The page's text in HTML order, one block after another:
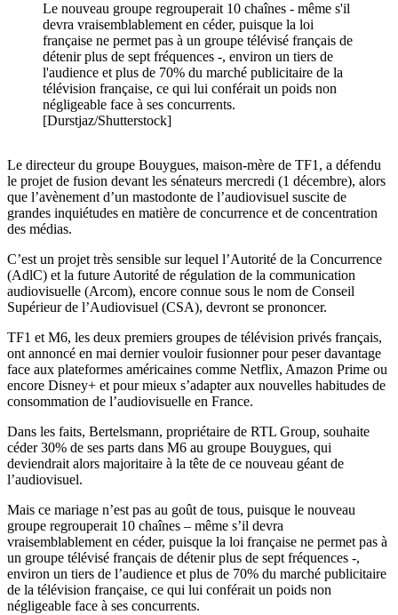
Le nouveau groupe regrouperait 10 chaînes - même s'il
devra vraisemblablement en céder, puisque la loi
française ne permet pas à un groupe télévisé français de
détenir plus de sept fréquences -, environ un tiers de
l'audience et plus de 70% du marché publicitaire de la
télévision française, ce qui lui conférait un poids non
négligeable face à ses concurrents.
[Durstjaz/Shutterstock]
Le directeur du groupe Bouygues, maison-mère de TF1, a défendu
le projet de fusion devant les sénateurs mercredi (1 décembre), alors
que l’avènement d’un mastodonte de l’audiovisuel suscite de
grandes inquiétudes en matière de concurrence et de concentration
des médias.
C’est un projet très sensible sur lequel l’Autorité de la Concurrence
(AdlC) et la future Autorité de régulation de la communication
audiovisuelle (Arcom), encore connue sous le nom de Conseil
Supérieur de l’Audiovisuel (CSA), devront se prononcer.
TF1 et M6, les deux premiers groupes de télévision privés français,
ont annoncé en mai dernier vouloir fusionner pour peser davantage
face aux plateformes américaines comme Netflix, Amazon Prime ou
encore Disney+ et pour mieux s’adapter aux nouvelles habitudes de
consommation de l’audiovisuelle en France.
Dans les faits, Bertelsmann, propriétaire de RTL Group, souhaite
céder 30% de ses parts dans M6 au groupe Bouygues, qui
deviendrait alors majoritaire à la tête de ce nouveau géant de
l’audiovisuel.
Mais ce mariage n’est pas au goût de tous, puisque le nouveau
groupe regrouperait 10 chaînes – même s’il devra
vraisemblablement en céder, puisque la loi française ne permet pas à
un groupe télévisé français de détenir plus de sept fréquences -,
environ un tiers de l’audience et plus de 70% du marché publicitaire
de la télévision française, ce qui lui conférait un poids non
négligeable face à ses concurrents.